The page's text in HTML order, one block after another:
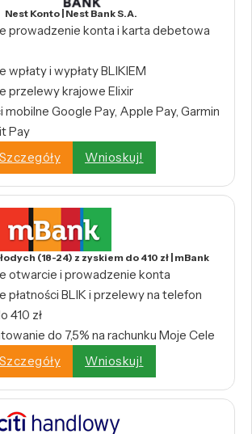
Nest Konto | Nest Bank S.A.
prowadzenie konta i karta debetowa
wpłaty i wypłaty BLIKIEM
przelewy krajowe Elixir
mobilne Google Pay, Apple Pay, Garmin
Pay
Szczegóły
Wnioskuj!
(18-24) z zyskiem do 410 zł | mBank
otwarcie i prowadzenie konta
płatności BLIK i przelewy na telefon
410 zł
do 7,5% na rachunku Moje Cele
Szczegóły
Wnioskuj!